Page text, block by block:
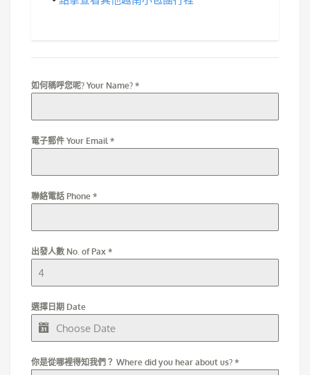
如何稱呼您呢? Your Name? *
電子郵件 Your Email *
聯絡電話 Phone *
出發人數 No. of Pax *
選擇日期 Date
你是從哪裡得知我們？ Where did you hear about us? *